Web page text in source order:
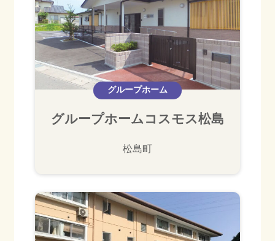
グループホーム
グループホームコスモス松島
松島町